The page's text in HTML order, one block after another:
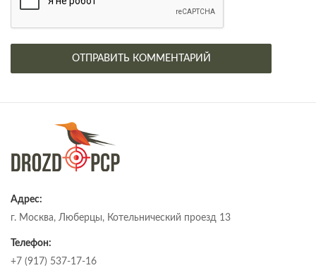
Адрес:
г. Москва, Люберцы, Котельнический проезд 13
Телефон:
+7 (917) 537-17-16